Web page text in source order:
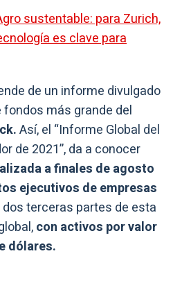
sustentable: para Zurich,
es clave para
de un informe divulgado
fondos más grande del
Así, el “Informe Global del
de 2021”, da a conocer
a finales de agosto
ejecutivos de empresas
terceras partes de esta
con activos por valor
dólares.